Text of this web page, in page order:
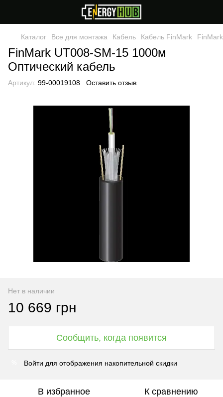
Каталог Все для монтажа Кабель Кабель FinMark
FinMark UT008-SM-15 1000м
Оптический кабель
Артикул: 99-00019108 Оставить отзыв
Нет в наличии
10 669 грн
Сообщить, когда появится
Войти для отображения накопительной скидки
В избранное К сравнению